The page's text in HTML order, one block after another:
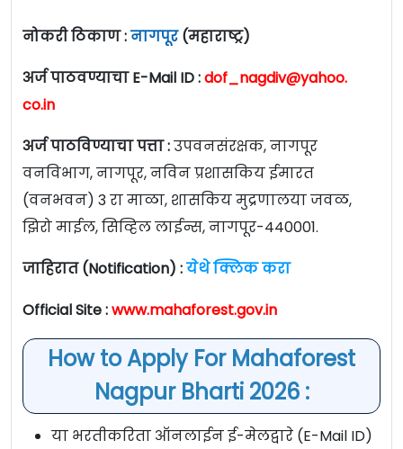
नोकरी ठिकाण :नागपूर(महाराष्ट्र)
अर्ज पाठवण्याचा E-Mail ID :dof_nagdiv@yahoo.
co.in
अर्ज पाठविण्याचा पत्ता :उपवनसंरक्षक, नागपूर
वनविभाग, नागपूर, नविन प्रशासकिय ईमारत
(वनभवन) 3 रा माळा, शासकिय मुद्रणालया जवळ,
झिरो माईल, सिव्हिल लाईन्स, नागपूर-440001.
जाहिरात (Notification) :येथे क्लिक करा
Official Site :www.mahaforest.gov.in
How to Apply For Mahaforest
Nagpur Bharti 2026 :
या भरतीकरिता ऑनलाईन ई-मेलद्वारे (E-Mail ID)